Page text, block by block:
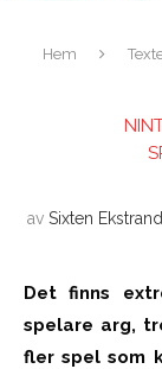
Hem
av Sixten Ekstrand
Det finns
spelare arg,
fler spel som